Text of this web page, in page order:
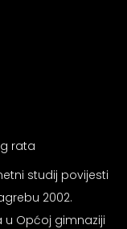
rata
studij povijesti
2002.
u Općoj gimnaziji